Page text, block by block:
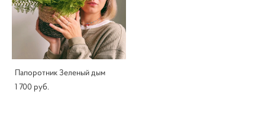
Папоротник Зеленый дым
1 700 pуб.